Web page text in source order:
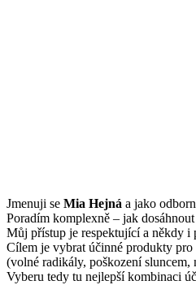
Jmenuji se Mia Hejná a jako
Poradím komplexně – jak
Můj přístup je respektující a někdy i
Cílem je vybrat účinné produkty
(volné radikály, poškození
Vyberu tedy tu nejlepší kombinaci